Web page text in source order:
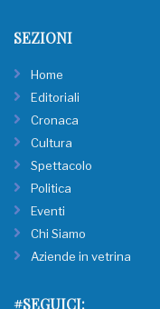
SEZIONI
Home
Editoriali
Cronaca
Cultura
Spettacolo
Politica
Eventi
Chi Siamo
Aziende in vetrina
#SEGUICI: